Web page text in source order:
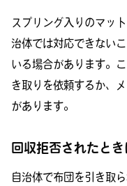
スプリング入りのマッ
治体では対応できない
いる場合があります。
き取りを依頼するか、
があります。
回収拒否されたと
自治体で布団を引き取